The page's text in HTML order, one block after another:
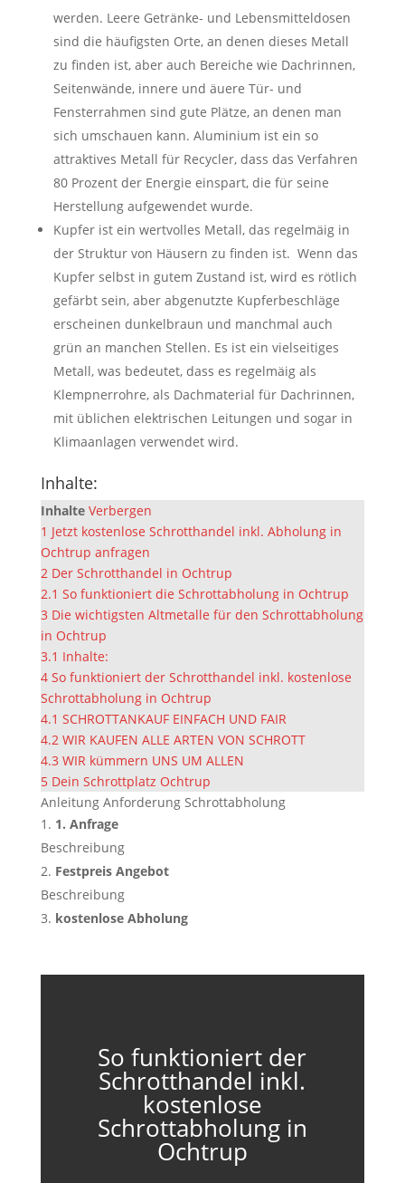
werden. Leere Getränke- und Lebensmitteldosen
sind die häufigsten Orte, an denen dieses Metall
zu finden ist, aber auch Bereiche wie Dachrinnen,
Seitenwände, innere und äuere Tür- und
Fensterrahmen sind gute Plätze, an denen man
sich umschauen kann. Aluminium ist ein so
attraktives Metall für Recycler, dass das Verfahren
80 Prozent der Energie einspart, die für seine
Herstellung aufgewendet wurde.
Kupfer ist ein wertvolles Metall, das regelmäig in
der Struktur von Häusern zu finden ist. Wenn das
Kupfer selbst in gutem Zustand ist, wird es rötlich
gefärbt sein, aber abgenutzte Kupferbeschläge
erscheinen dunkelbraun und manchmal auch
grün an manchen Stellen. Es ist ein vielseitiges
Metall, was bedeutet, dass es regelmäig als
Klempnerrohre, als Dachmaterial für Dachrinnen,
mit üblichen elektrischen Leitungen und sogar in
Klimaanlagen verwendet wird.
Inhalte:
Inhalte Verbergen
1 Jetzt kostenlose Schrotthandel inkl. Abholung in
Ochtrup anfragen
2 Der Schrotthandel in Ochtrup
2.1 So funktioniert die Schrottabholung in Ochtrup
3 Die wichtigsten Altmetalle für den Schrottabholung
in Ochtrup
3.1 Inhalte:
4 So funktioniert der Schrotthandel inkl. kostenlose
Schrottabholung in Ochtrup
4.1 SCHROTTANKAUF EINFACH UND FAIR
4.2 WIR KAUFEN ALLE ARTEN VON SCHROTT
4.3 WIR kümmern UNS UM ALLEN
5 Dein Schrottplatz Ochtrup
Anleitung Anforderung Schrottabholung
1. Anfrage
Beschreibung
Festpreis Angebot
Beschreibung
kostenlose Abholung
So funktioniert der
Schrotthandel inkl.
kostenlose
Schrottabholung in
Ochtrup